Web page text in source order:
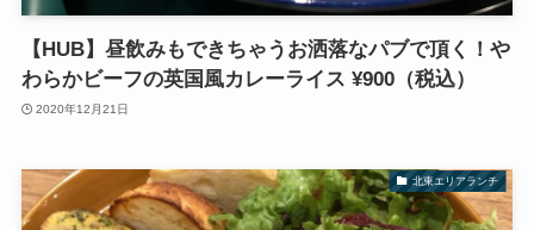
【HUB】昼飲みもできちゃうお洒落なパブで頂く！や
わらかビーフの英国風カレーライス ¥900（税込）
2020年12月21日
北東エリアランチ